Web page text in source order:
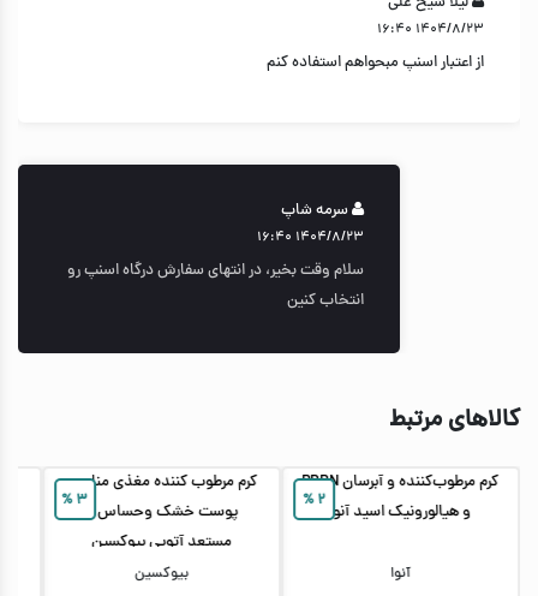
۱۴۰۴/۸/۲۳ ۱۶:۴۰
از اعتبار اسنپ مبحواهم استفاده کنم
سرمه شاپ
۱۴۰۴/۸/۲۳ ۱۶:۴۰
سلام وقت بخیر، در انتهای سفارش درگاه اسنپ رو
انتخاب کنین
کالاهای مرتبط
۲ %
کرم مرطوب‌کننده و آبرسان PDRN
و هیالورونیک اسید آنوا
آنوا
۳%
کرم مرطوب کننده مغذی مناسب
پوست خشک وحساس و
مستعد آتوپی بیوکسین
بیوکسین